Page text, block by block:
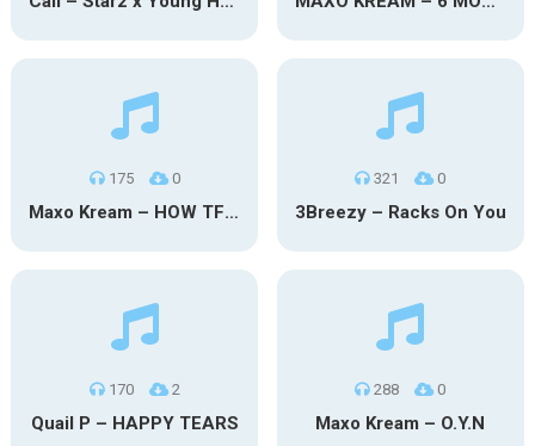
175 0
Maxo Kream – HOW TF I’M LUCKY
321 0
3Breezy – Racks On You
170 2
Quail P – HAPPY TEARS
288 0
Maxo Kream – O.Y.N